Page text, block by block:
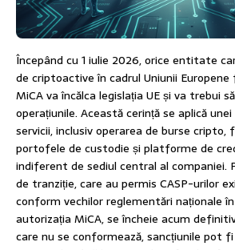
Începând cu 1 iulie 2026, orice entitate
de criptoactive în cadrul Uniunii
MiCA va încălca legislația UE și va trebui
operațiunile. Această cerință se aplică
servicii, inclusiv operarea de burse cripto,
portofele de custodie și platforme de
indiferent de sediul central al companiei.
de tranziție, care au permis CASP-urilor
conform vechilor reglementări naționale
autorizația MiCA, se încheie acum
care nu se conformează, sancțiunile pot